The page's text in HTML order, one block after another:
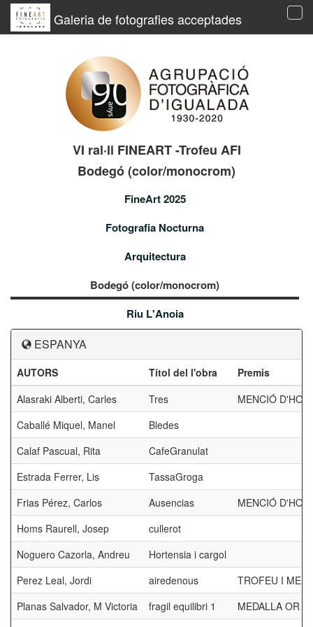
Galeria de fotografies acceptades
VI ral·li FINEART -Trofeu AFI
Bodegó (color/monocrom)
FineArt 2025
Fotografia Nocturna
Arquitectura
Bodegó (color/monocrom)
Riu L'Anoia
ESPANYA
AUTORS Títol del l'obra
Premis
Alasraki Alberti, Carles
Tres
MENCIÓ
Caballé Miquel, Manel
Bledes
Calaf Pascual, Rita
CafeGranulat
Estrada Ferrer, Lis
TassaGroga
Frias Pérez, Carlos
Ausencias
MENCIÓ
Homs Raurell, Josep
cullerot
Noguero Cazorla, Andreu
Hortensia i cargol
Perez Leal, Jordi
airedenous
TROFEU I
Planas Salvador, M Victoria
fragil equilibri 1
MEDALLA OR